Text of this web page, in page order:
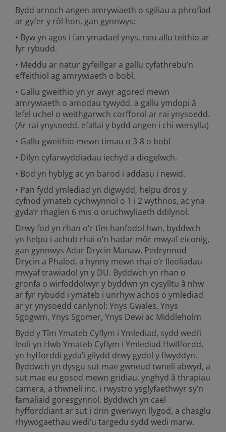
Bydd arnoch angen amrywiaeth o sgiliau a phrofiad
ar gyfer y rôl hon, gan gynnwys:
• Byw yn agos i fan ymadael ynys, neu allu teithio ar
fyr rybudd.
• Meddu ar natur gyfeillgar a gallu cyfathrebu’n
effeithiol ag amrywiaeth o bobl.
• Gallu gweithio yn yr awyr agored mewn
amrywiaeth o amodau tywydd, a gallu ymdopi â
lefel uchel o weithgarwch corfforol ar rai ynysoedd.
(Ar rai ynysoedd, efallai y bydd angen i chi wersylla)
• Gallu gweithio mewn timau o 3-8 o bobl
• Dilyn cyfarwyddiadau iechyd a diogelwch.
• Bod yn hyblyg ac yn barod i addasu i newid.
• Pan fydd ymlediad yn digwydd, helpu dros y
cyfnod ymateb cychwynnol o 1 i 2 wythnos, ac yna
gyda’r rhaglen 6 mis o oruchwyliaeth ddilynol.
Drwy fod yn rhan o'r tîm hanfodol hwn, byddwch
yn helpu i achub rhai o’n hadar môr mwyaf eiconig,
gan gynnwys Adar Drycin Manaw, Pedrynnod
Drycin a Phalod, a hynny mewn rhai o’r lleoliadau
mwyaf trawiadol yn y DU. Byddwch yn rhan o
gronfa o wirfoddolwyr y byddwn yn cysylltu â nhw
ar fyr rybudd i ymateb i unrhyw achos o ymlediad
ar yr ynysoedd canlynol: Ynys Gwales, Ynys
Sgogwm, Ynys Sgomer, Ynys Dewi ac Middleholm
Bydd y Tîm Ymateb Cyflym i Ymlediad, sydd wedi’i
leoli yn Hwb Ymateb Cyflym i Ymlediad Hwlffordd,
yn hyfforddi gyda’i gilydd drwy gydol y flwyddyn.
Byddwch yn dysgu sut mae gwneud twneli abwyd, a
sut mae eu gosod mewn gridiau, ynghyd â thrapiau
camera, a thwneli inc, i rwystro ysglyfaethwyr sy’n
famaliaid goresgynnol. Byddwch yn cael
hyfforddiant ar sut i drin gwenwyn llygod, a chasglu
rhywogaethau wedi’u targedu sydd wedi marw.